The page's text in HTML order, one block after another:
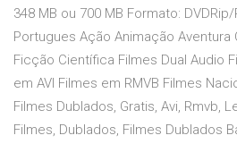
348 MB ou 700 MB Formato:
Portugues Ação Animação
Ficção Científica Filmes Dual Audio
em AVI Filmes em RMVB Filmes
Filmes Dublados, Gratis, Avi, Rmvb,
Filmes, Dublados, Filmes Dublados